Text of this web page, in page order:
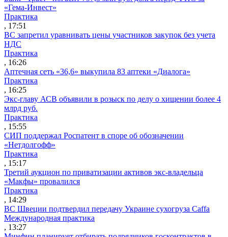
«Гема-Инвест»
Практика
, 17:51
ВС запретил уравнивать цены участников закупок без учета
НДС
Практика
, 16:26
Аптечная сеть «36,6» выкупила 83 аптеки «Диалога»
Практика
, 16:25
Экс-главу АСВ объявили в розыск по делу о хищении более 4
млрд руб.
Практика
, 15:55
СИП поддержал Роспатент в споре об обозначении
«Нетдолгофф»
Практика
, 15:17
Третий аукцион по приватизации активов экс-владельца
«Макфы» провалился
Практика
, 14:29
ВС Швеции подтвердил передачу Украине сухогруза Caffa
Международная практика
, 13:27